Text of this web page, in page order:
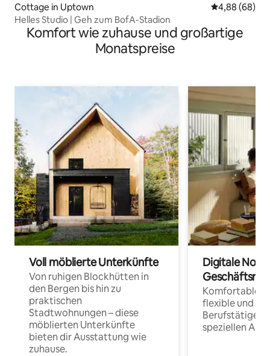
Cottage in Uptown
4,88 (68)
Helles Studio | Geh zum BofA-Stadion
Komfort wie zuhause und großartige
Monatspreise
Voll möblierte Unterkünfte
Von ruhigen Blockhütten in
den Bergen bis hin zu
praktischen
Stadtwohnungen – diese
möblierten Unterkünfte
bieten dir Ausstattung wie
zuhause.
Digitale
Komfortable
flexible und
Berufstätige
speziellen